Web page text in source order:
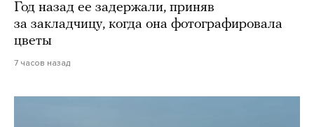
Год назад ее задержали, приняв
за закладчицу, когда она фотографировала
цветы
7 часов назад